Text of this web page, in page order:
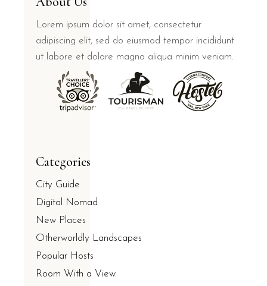
Lorem ipsum dolor sit amet, consectetur
adipiscing elit, sed do eiusmod tempor incididunt
ut labore et dolore magna aliqua minim veniam.
Categories
City Guide
Digital Nomad
New Places
Otherworldly Landscapes
Popular Hosts
Room With a View